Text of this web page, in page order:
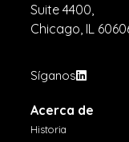
Suite 4400,
Chicago, IL
Síganos
Acerca de
Historia